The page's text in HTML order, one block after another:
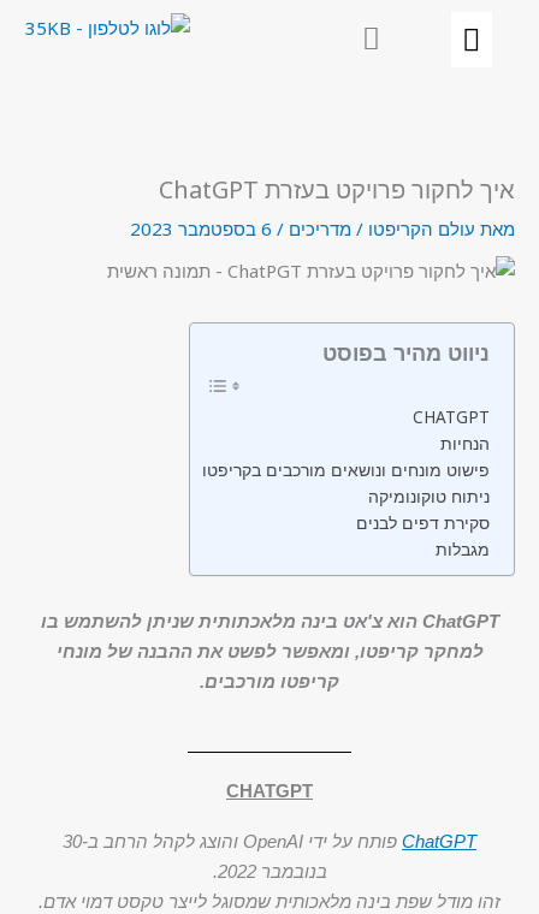
איך לחקור פרויקט בעזרת ChatGPT
מאת עולם הקריפטו / מדריכים / 6 בספטמבר 2023
ניווט מהיר בפוסט
CHATGPT
הנחיות
פישוט מונחים ונושאים מורכבים בקריפטו
ניתוח טוקונומיקה
סקירת דפים לבנים
מגבלות
ChatGPT הוא צ'אט בינה מלאכתותית שניתן להשתמש בו
למחקר קריפטו, ומאפשר לפשט את ההבנה של מונחי
קריפטו מורכבים.
CHATGPT
ChatGPT
פותח על ידי OpenAI והוצג לקהל הרחב ב-30
בנובמבר 2022.
זהו מודל שפת בינה מלאכותית שמסוגל לייצר טקסט דמוי אדם.